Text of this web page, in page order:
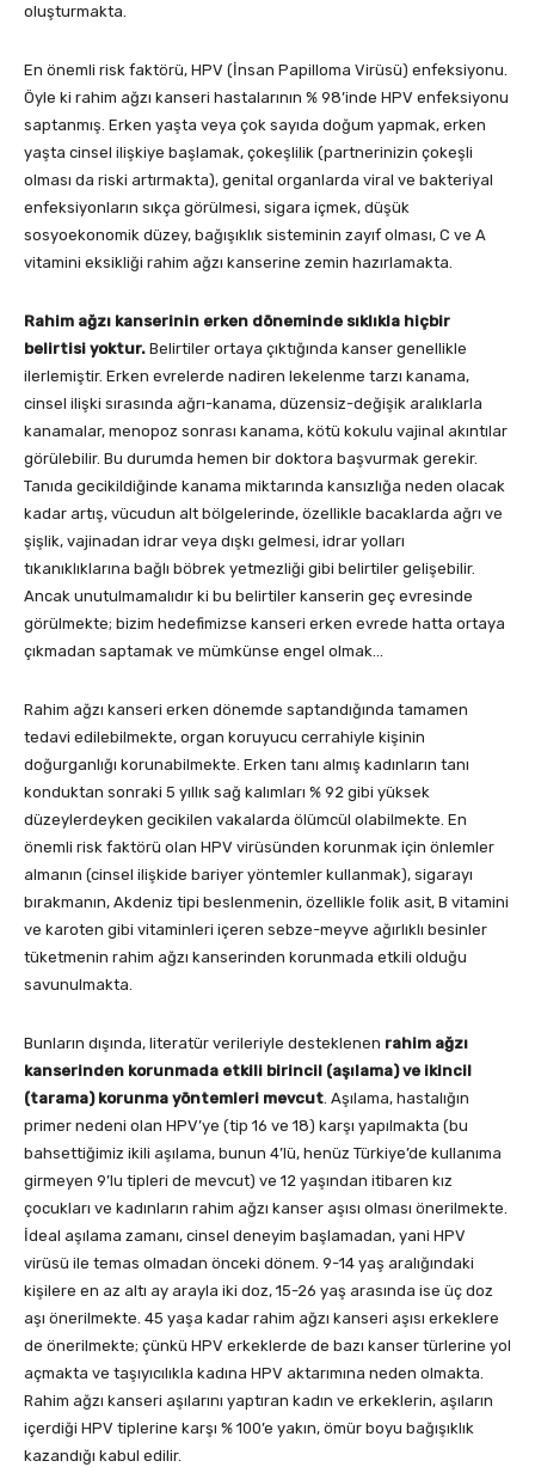
oluşturmakta.
En önemli risk faktörü, HPV (İnsan Papilloma Virüsü) enfeksiyonu.
Öyle ki rahim ağzı kanseri hastalarının % 98’inde HPV enfeksiyonu
saptanmış. Erken yaşta veya çok sayıda doğum yapmak, erken
yaşta cinsel ilişkiye başlamak, çokeşlilik (partnerinizin çokeşli
olması da riski artırmakta), genital organlarda viral ve bakteriyal
enfeksiyonların sıkça görülmesi, sigara içmek, düşük
sosyoekonomik düzey, bağışıklık sisteminin zayıf olması, C ve A
vitamini eksikliği rahim ağzı kanserine zemin hazırlamakta.
Rahim ağzı kanserinin erken döneminde sıklıkla hiçbir
belirtisi yoktur. Belirtiler ortaya çıktığında kanser genellikle
ilerlemiştir. Erken evrelerde nadiren lekelenme tarzı kanama,
cinsel ilişki sırasında ağrı-kanama, düzensiz-değişik aralıklarla
kanamalar, menopoz sonrası kanama, kötü kokulu vajinal akıntılar
görülebilir. Bu durumda hemen bir doktora başvurmak gerekir.
Tanıda gecikildiğinde kanama miktarında kansızlığa neden olacak
kadar artış, vücudun alt bölgelerinde, özellikle bacaklarda ağrı ve
şişlik, vajinadan idrar veya dışkı gelmesi, idrar yolları
tıkanıklıklarına bağlı böbrek yetmezliği gibi belirtiler gelişebilir.
Ancak unutulmamalıdır ki bu belirtiler kanserin geç evresinde
görülmekte; bizim hedefimizse kanseri erken evrede hatta ortaya
çıkmadan saptamak ve mümkünse engel olmak…
Rahim ağzı kanseri erken dönemde saptandığında tamamen
tedavi edilebilmekte, organ koruyucu cerrahiyle kişinin
doğurganlığı korunabilmekte. Erken tanı almış kadınların tanı
konduktan sonraki 5 yıllık sağ kalımları % 92 gibi yüksek
düzeylerdeyken gecikilen vakalarda ölümcül olabilmekte. En
önemli risk faktörü olan HPV virüsünden korunmak için önlemler
almanın (cinsel ilişkide bariyer yöntemler kullanmak), sigarayı
bırakmanın, Akdeniz tipi beslenmenin, özellikle folik asit, B vitamini
ve karoten gibi vitaminleri içeren sebze-meyve ağırlıklı besinler
tüketmenin rahim ağzı kanserinden korunmada etkili olduğu
savunulmakta.
Bunların dışında, literatür verileriyle desteklenen rahim ağzı
kanserinden korunmada etkili birincil (aşılama) ve ikincil
(tarama) korunma yöntemleri mevcut . Aşılama, hastalığın
primer nedeni olan HPV’ye (tip 16 ve 18) karşı yapılmakta (bu
bahsettiğimiz ikili aşılama, bunun 4’lü, henüz Türkiye’de kullanıma
girmeyen 9’lu tipleri de mevcut) ve 12 yaşından itibaren kız
çocukları ve kadınların rahim ağzı kanser aşısı olması önerilmekte.
İdeal aşılama zamanı, cinsel deneyim başlamadan, yani HPV
virüsü ile temas olmadan önceki dönem. 9-14 yaş aralığındaki
kişilere en az altı ay arayla iki doz, 15-26 yaş arasında ise üç doz
aşı önerilmekte. 45 yaşa kadar rahim ağzı kanseri aşısı erkeklere
de önerilmekte; çünkü HPV erkeklerde de bazı kanser türlerine yol
açmakta ve taşıyıcılıkla kadına HPV aktarımına neden olmakta.
Rahim ağzı kanseri aşılarını yaptıran kadın ve erkeklerin, aşıların
içerdiği HPV tiplerine karşı % 100’e yakın, ömür boyu bağışıklık
kazandığı kabul edilir.